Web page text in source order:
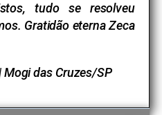
tudo se resolveu
Gratidão eterna Zeca
Mogi das Cruzes/SP